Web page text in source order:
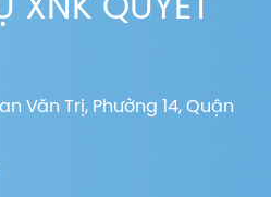
Văn Trị, Phường 14, Quận